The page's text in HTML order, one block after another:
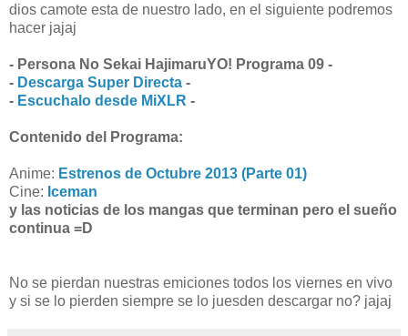
dios camote esta de nuestro lado, en el siguiente podremos
hacer jajaj
- Persona No Sekai HajimaruYO! Programa 09 -
- Descarga Super Directa -
- Escuchalo desde MiXLR -
Contenido del Programa:
Anime: Estrenos de Octubre 2013 (Parte 01)
Cine: Iceman
y las noticias de los mangas que terminan pero el sueño
continua =D
No se pierdan nuestras emiciones todos los viernes en vivo
y si se lo pierden siempre se lo juesden descargar no? jajaj